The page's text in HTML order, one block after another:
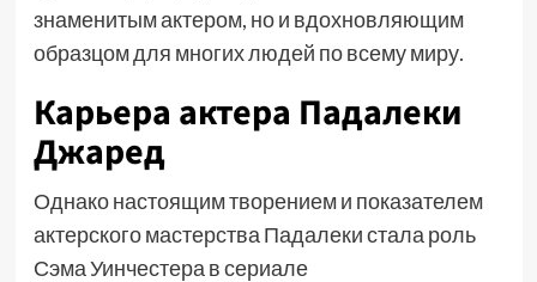
знаменитым актером, но и вдохновляющим
образцом для многих людей по всему миру.
Карьера актера Падалеки
Джаред
Однако настоящим творением и показателем
актерского мастерства Падалеки стала роль
Сэма Уинчестера в сериале